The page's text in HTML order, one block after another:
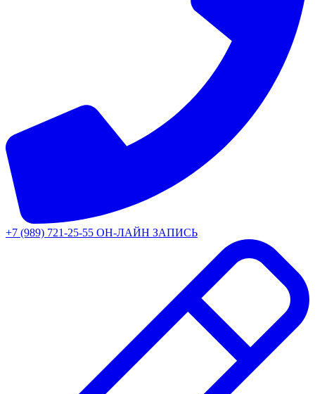
+7 (989) 721-25-55 ОН-ЛАЙН ЗАПИСЬ